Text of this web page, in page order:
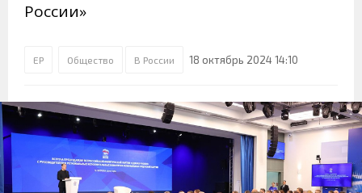
России»
ЕР Общество В России 18 октябрь 2024 14:10